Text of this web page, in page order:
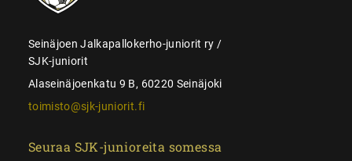
Seinäjoen Jalkapallokerho-juniorit ry /
SJK-juniorit
Alaseinäjoenkatu 9 B, 60220 Seinäjoki
toimisto@sjk-juniorit.fi
Seuraa SJK-junioreita somessa